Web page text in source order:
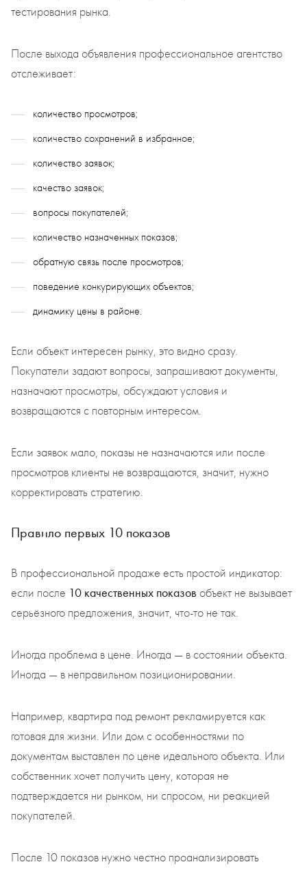
тестирования рынка.
После выхода объявления профессиональное агентство
отслеживает:
количество просмотров;
количество сохранений в избранное;
количество заявок;
качество заявок;
вопросы покупателей;
количество назначенных показов;
обратную связь после просмотров;
поведение конкурирующих объектов;
динамику цены в районе.
Если объект интересен рынку, это видно сразу.
Покупатели задают вопросы, запрашивают документы,
назначают просмотры, обсуждают условия и
возвращаются с повторным интересом.
Если заявок мало, показы не назначаются или после
просмотров клиенты не возвращаются, значит, нужно
корректировать стратегию.
Правило первых 10 показов
В профессиональной продаже есть простой индикатор:
если после 10 качественных показов объект не вызывает
серьёзного предложения, значит, что-то не так.
Иногда проблема в цене. Иногда — в состоянии объекта.
Иногда — в неправильном позиционировании.
Например, квартира под ремонт рекламируется как
готовая для жизни. Или дом с особенностями по
документам выставлен по цене идеального объекта. Или
собственник хочет получить цену, которая не
подтверждается ни рынком, ни спросом, ни реакцией
покупателей.
После 10 показов нужно честно проанализировать